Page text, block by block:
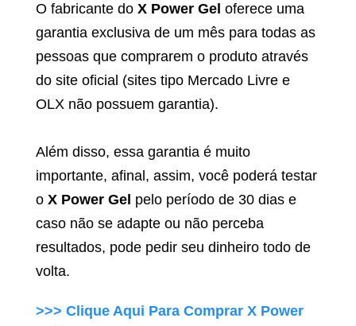
O fabricante do X Power Gel oferece uma
garantia exclusiva de um mês para todas as
pessoas que comprarem o produto através
do site oficial (sites tipo Mercado Livre e
OLX não possuem garantia).
Além disso, essa garantia é muito
importante, afinal, assim, você poderá testar
o X Power Gel pelo período de 30 dias e
caso não se adapte ou não perceba
resultados, pode pedir seu dinheiro todo de
volta.
>>> Clique Aqui Para Comprar X Power